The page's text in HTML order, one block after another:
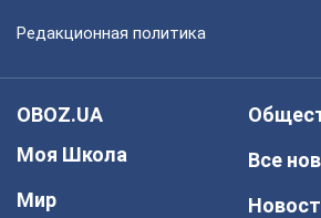
Редакционная политика
OBOZ.UA
Моя Школа
Мир
Все